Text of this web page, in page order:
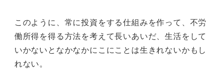
このように、常に投資をする仕組みを作って、不労
働所得を得る方法を考えて長いあいだ、生活をして
いかないとなかなかにこにことは生きれないかもし
れない。